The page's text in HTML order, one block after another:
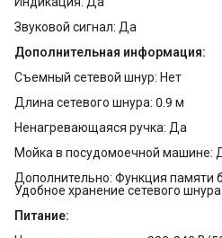
Звуковой сигнал: Да
Дополнительная информация:
Съемный сетевой шнур: Нет
Длина сетевого шнура: 0.9 м
Ненагревающаяся ручка: Да
Мойка в посудомоечной машине:
Дополнительно: Функция памяти
Удобное хранение сетевого
Питание: